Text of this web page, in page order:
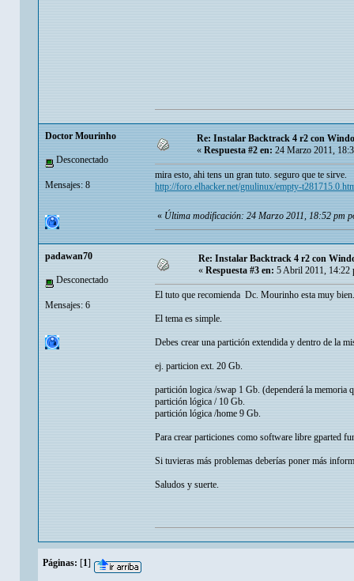
Doctor Mourinho
Desconectado
Mensajes: 8
Re: Instalar Backtrack 4 r2 con
«Respuesta #2 en:24 Marzo 2011,
mira esto, ahi tens un gran tuto. seguro que te sirve.
http://foro.elhacker.net/gnulinux/empty-
«Última modificación: 24 Marzo 2011, 18:52 pm
padawan70
Desconectado
Mensajes: 6
Re: Instalar Backtrack 4 r2 con
« Respuesta #3 en: 5 Abril 2011, 14:22
El tuto que recomienda Dc. Mourinho esta muy bien.
El tema es simple.
Debes crear una partición extendida y dentro de la
ej. particion ext. 20 Gb.
partición logica /swap 1 Gb. (dependerá la memoria
partición lógica / 10 Gb.
partición lógica /home 9 Gb.
Para crear particiones como software libre gparted
Si tuvieras más problemas deberías poner más
Saludos y suerte.
Páginas: [1]